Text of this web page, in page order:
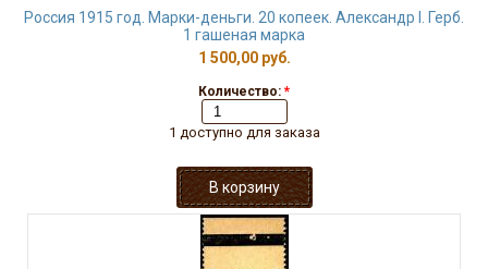
Россия 1915 год. Марки-деньги. 20 копеек. Александр I. Герб.
1 гашеная марка
1 500,00 руб.
Количество: *
1 доступно для заказа